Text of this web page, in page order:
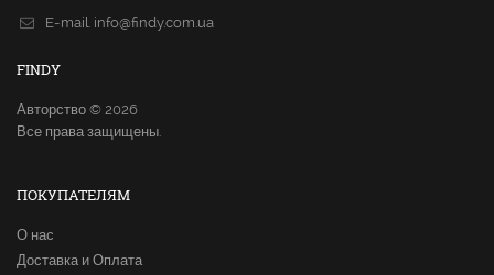
E-mail. info@findy.com.ua
FINDY
Авторство © 2026
Все права защищены.
ПОКУПАТЕЛЯМ
О нас
Доставка и Оплата